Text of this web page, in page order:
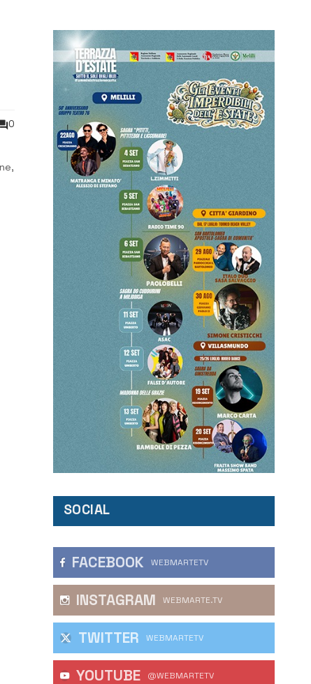
0
SOCIAL
FACEBOOK WEBMARTETV
INSTAGRAM WEBMARTE.TV
TWITTER WEBMARTETV
YOUTUBE @WEBMARTETV